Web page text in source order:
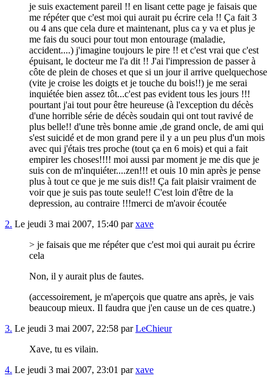
je suis exactement pareil !! en lisant cette page je faisais que
me répéter que c'est moi qui aurait pu écrire cela !! Ça fait 3
ou 4 ans que cela dure et maintenant, plus ca y va et plus je
me fais du souci pourtout mon entourage (maladie,
accident....) j'imagine toujours le pire !! et c'est vrai que c'est
épuisant, le docteur me l'a dit !! J'ai l'impression de passerà
côte de plein de choses et que si un jour il arrive quelquechose
(vite je croise les doigts et je touche du bois!!) je me serai
inquiétée bien assez tôt...c'est pas evident tous les jours !!!
pourtant j'ai tout pour être heureuse (à l'exception du décès
d'une horrible série de décès soudain qui ont tout ravivé de
plus belle!! d'une très bonne amie ,de grand oncle, de ami qui
s'est suicidé et de mon grand pere il y a un peu plus d'un mois
avec qui j'étais tres proche (tout ça en 6 mois) et qui a fait
empirer les choses!!!! moi aussi par moment je me dis que je
suis con de m'inquiéter....zen!!! et ouis 10 min après je pense
plus à tout ce que je me suis dis!! Ça fait plaisirvraiment de
voirque je suis pas toute seule!! C'est loin d'être de la
depression, au contraire !!!merci de m'avoirécoutée
2. Le jeudi 3 mai 2007, 15:40 parxave
> je faisais que me répéter que c'est moi qui aurait pu écrire
cela
Non, il y aurait plus de fautes.
(accessoirement, je m'aperçois que quatre ans après, je vais
beaucoup mieux. Il faudra que j'en cause un de ces quatre.)
3. Le jeudi 3 mai 2007, 22:58 parLeChieur
Xave, tu es vilain.
4. Le jeudi 3 mai 2007, 23:01 parxave